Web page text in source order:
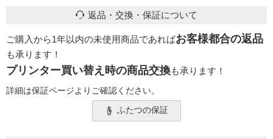
返品・交換・保証について
ご購入から1年以内の未使用商品であればお客様都合の返品
も承ります！
プリンター買い替え時の商品交換も承ります！
詳細は保証ページよりご確認ください。
ふたつの保証